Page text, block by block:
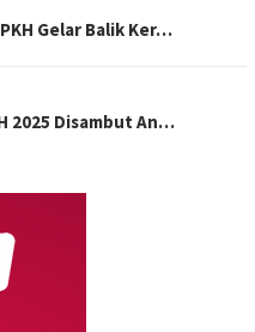
Gelar Balik Ker…
2025 Disambut An…